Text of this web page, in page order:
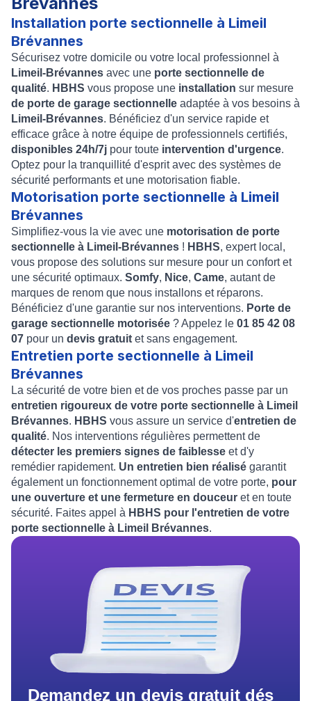
Installation porte sectionnelle à Limeil
Brévannes
Sécurisez votre domicile ou votre local professionnel à
Limeil-Brévannes avec une porte sectionnelle de
qualité. HBHS vous propose une installation sur mesure
de porte de garage sectionnelle adaptée à vos besoins à
Limeil-Brévannes. Bénéficiez d'un service rapide et
efficace grâce à notre équipe de professionnels certifiés,
disponibles 24h/7j pour toute intervention d'urgence.
Optez pour la tranquillité d'esprit avec des systèmes de
sécurité performants et une motorisation fiable.
Motorisation porte sectionnelle à Limeil
Brévannes
Simplifiez-vous la vie avec une motorisation de porte
sectionnelle à Limeil-Brévannes ! HBHS, expert local,
vous propose des solutions sur mesure pour un confort et
une sécurité optimaux. Somfy, Nice, Came, autant de
marques de renom que nous installons et réparons.
Bénéficiez d'une garantie sur nos interventions. Porte de
garage sectionnelle motorisée ? Appelez le 01 85 42 08
07 pour un devis gratuit et sans engagement.
Entretien porte sectionnelle à Limeil
Brévannes
La sécurité de votre bien et de vos proches passe par un
entretien rigoureux de votre porte sectionnelle à Limeil
Brévannes. HBHS vous assure un service d'entretien de
qualité. Nos interventions régulières permettent de
détecter les premiers signes de faiblesse et d'y
remédier rapidement. Un entretien bien réalisé garantit
également un fonctionnement optimal de votre porte, pour
une ouverture et une fermeture en douceur et en toute
sécurité. Faites appel à HBHS pour l'entretien de votre
porte sectionnelle à Limeil Brévannes.
Demandez un devis gratuit dés